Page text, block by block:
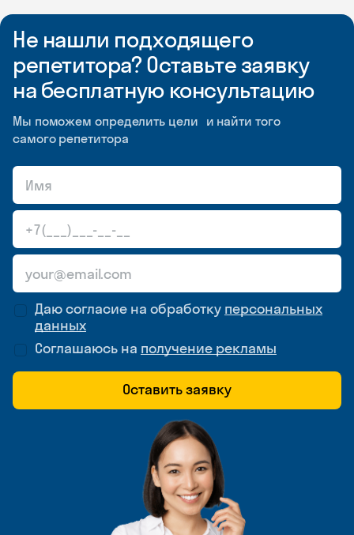
Не нашли подходящего
репетитора? Оставьте заявку
на бесплатную консультацию
Мы поможем определить цели и найти того
самого репетитора
Даю согласие на обработку персональных
данных
Соглашаюсь на получение рекламы
Оставить заявку